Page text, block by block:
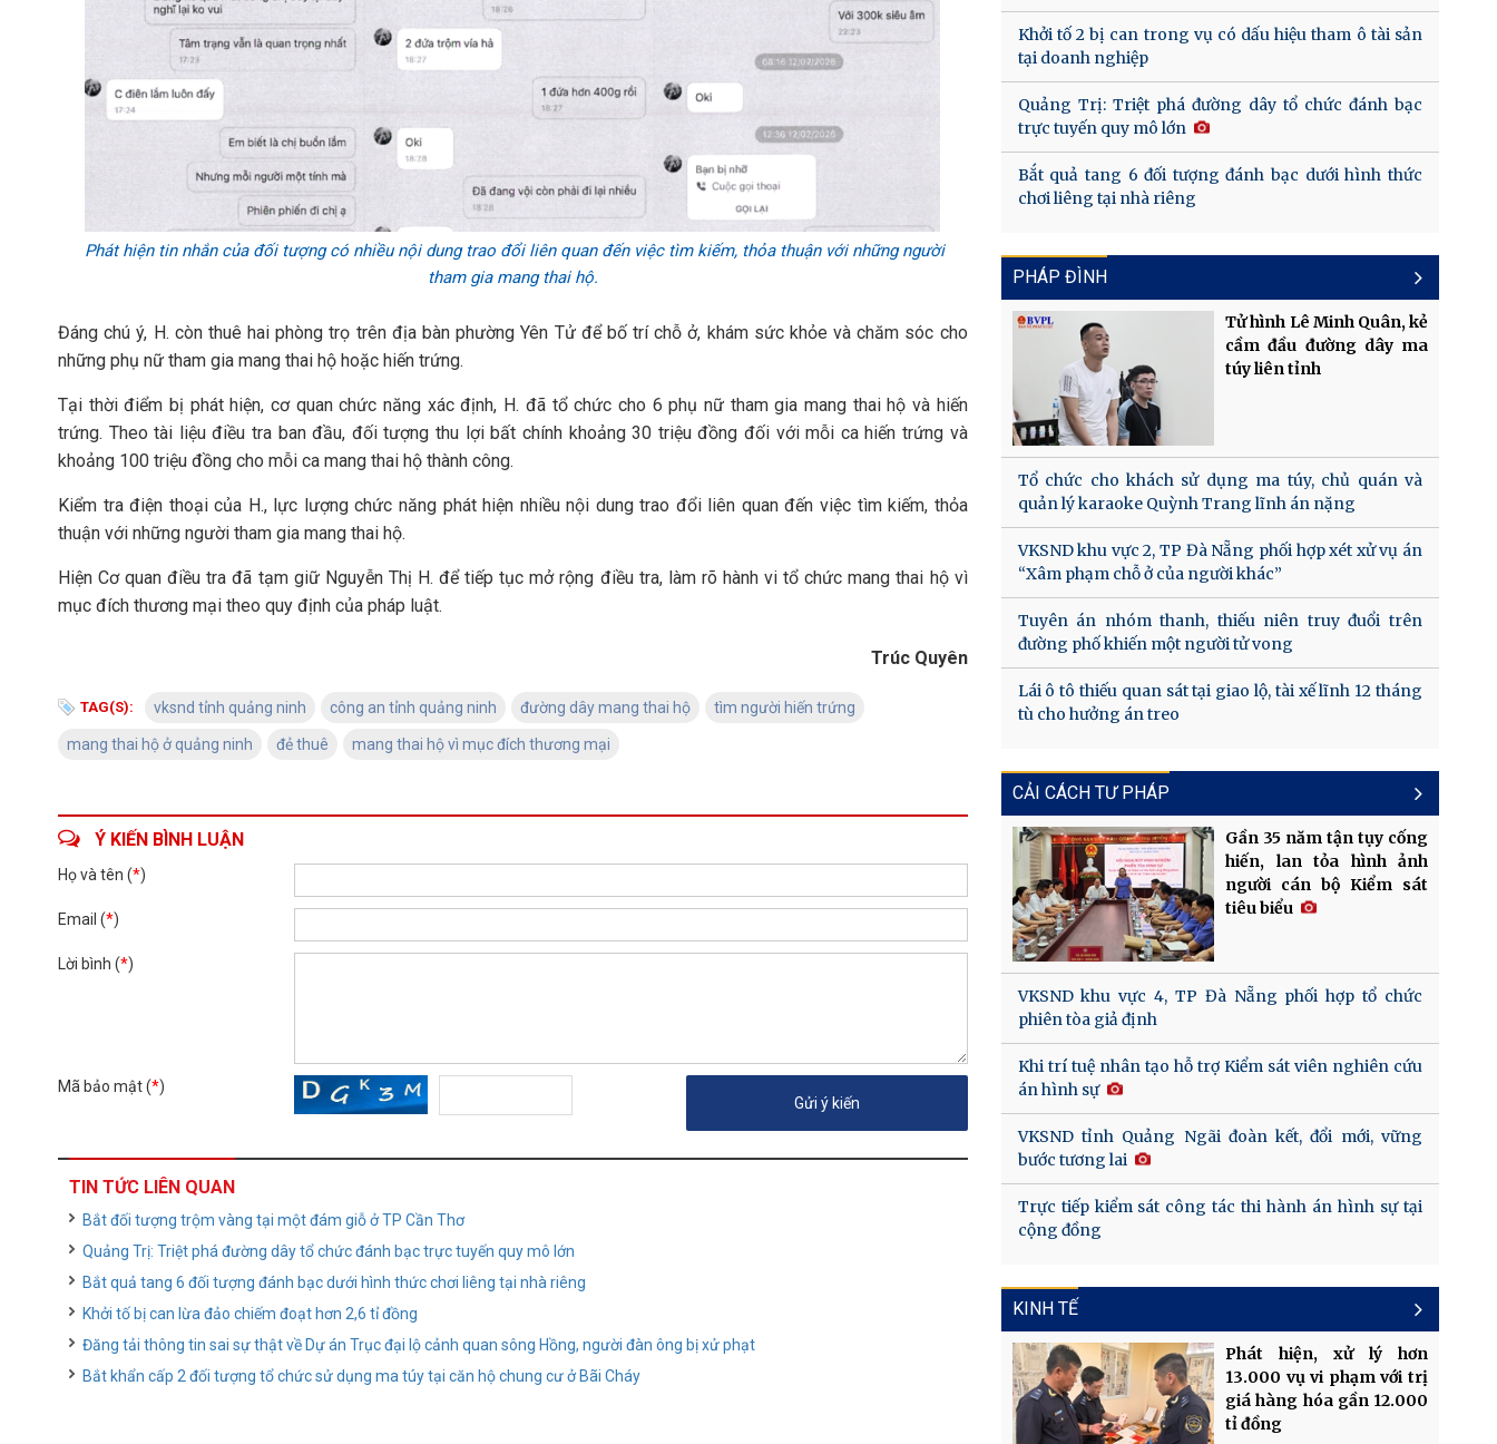
Phát hiện tin nhắn của đối tượng có nhiều nội dung trao đổi liên quan đến việc tìm kiếm, thỏa thuận với những người
tham gia mang thai hộ.
Đáng chú ý, H. còn thuê hai phòng trọ trên địa bàn phường Yên Tử để bố trí chỗ ở, khám sức khỏe và chăm sóc cho
những phụ nữ tham gia mang thai hộ hoặc hiến trứng.
Tại thời điểm bị phát hiện, cơ quan chức năng xác định, H. đã tổ chức cho 6 phụ nữ tham gia mang thai hộ và hiến
trứng. Theo tài liệu điều tra ban đầu, đối tượng thu lợi bất chính khoảng 30 triệu đồng đối với mỗi ca hiến trứng và
khoảng 100 triệu đồng cho mỗi ca mang thai hộ thành công.
Kiểm tra điện thoại của H., lực lượng chức năng phát hiện nhiều nội dung trao đổi liên quan đến việc tìm kiếm, thỏa
thuận với những người tham gia mang thai hộ.
Hiện Cơ quan điều tra đã tạm giữ Nguyễn Thị H. để tiếp tục mở rộng điều tra, làm rõ hành vi tổ chức mang thai hộ vì
mục đích thương mại theo quy định của pháp luật.
Trúc Quyên
TAG(S): vksnd tỉnh quảng ninh công an tỉnh quảng ninh đường dây mang thai hộ tìm người hiến trứng
mang thai hộ ở quảng ninh đẻ thuê mang thai hộ vì mục đích thương mại
Ý KIẾN BÌNH LUẬN
Họ và tên (*)
Email (*)
Lời bình (*)
Mã bảo mật (*)
TIN TỨC LIÊN QUAN
Bắt đối tượng trộm vàng tại một đám giỗ ở TP Cần Thơ
Quảng Trị: Triệt phá đường dây tổ chức đánh bạc trực tuyến quy mô lớn
Bắt quả tang 6 đối tượng đánh bạc dưới hình thức chơi liêng tại nhà riêng
Khởi tố bị can lừa đảo chiếm đoạt hơn 2,6 tỉ đồng
Đăng tải thông tin sai sự thật về Dự án Trục đại lộ cảnh quan sông Hồng, người đàn ông bị xử phạt
Bắt khẩn cấp 2 đối tượng tổ chức sử dụng ma túy tại căn hộ chung cư ở Bãi Cháy
Khởi tố 2 bị can trong vụ có dấu hiệu tham ô tài sản
tại doanh nghiệp
Quảng Trị: Triệt phá đường dây tổ chức đánh bạc
trực tuyến quy mô lớn
Bắt quả tang 6 đối tượng đánh bạc dưới hình thức
chơi liêng tại nhà riêng
PHÁP ĐÌNH
Tử hình Lê Minh Quân, kẻ
cầm đầu đường dây ma
túy liên tỉnh
Tổ chức cho khách sử dụng ma túy, chủ quán và
quản lý karaoke Quỳnh Trang lĩnh án nặng
VKSND khu vực 2, TP Đà Nẵng phối hợp xét xử vụ án
“Xâm phạm chỗ ở của người khác”
Tuyên án nhóm thanh, thiếu niên truy đuổi trên
đường phố khiến một người tử vong
Lái ô tô thiếu quan sát tại giao lộ, tài xế lĩnh 12 tháng
tù cho hưởng án treo
CẢI CÁCH TƯ PHÁP
Gần 35 năm tận tụy cống
hiến, lan tỏa hình ảnh
người cán bộ Kiểm sát
tiêu biểu
VKSND khu vực 4, TP Đà Nẵng phối hợp tổ chức
phiên tòa giả định
Khi trí tuệ nhân tạo hỗ trợ Kiểm sát viên nghiên cứu
án hình sự
VKSND tỉnh Quảng Ngãi đoàn kết, đổi mới, vững
bước tương lai
Trực tiếp kiểm sát công tác thi hành án hình sự tại
cộng đồng
KINH TẾ
Phát hiện, xử lý hơn
13.000 vụ vi phạm với trị
giá hàng hóa gần 12.000
tỉ đồng